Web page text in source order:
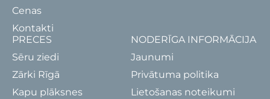
Cenas
Kontakti
PRECES
Sēru ziedi
Zārki Rīgā
Kapu plāksnes
NODERĪGA INFORMĀCIJA
Jaunumi
Privātuma politika
Lietošanas noteikumi